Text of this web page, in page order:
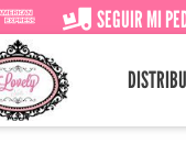
SEGUIR MI